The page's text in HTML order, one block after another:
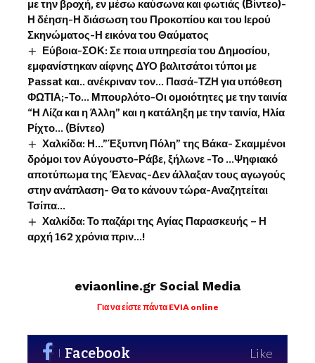
με την βροχή, εν μέσω καύσωνα και φωτιάς (Βίντεο)-
Η δέηση-Η διάσωση του Προκοπίου και του Ιερού
Σκηνώματος-Η εικόνα του Θαύματος
Εύβοια-ΣΟΚ: Σε ποια υπηρεσία του Δημοσίου,
εμφανίστηκαν αίφνης ΔΥΟ βαλιτσάτοι τύποι με
Passat και.. ανέκριναν τον… Πασά-ΤΖΗ για υπόθεση
ΦΩΤΙΑ;-Το… Μπουρλότο-Οι ομοιότητες με την ταινία
“Η Λίζα και η Άλλη” και η κατάληξη με την ταινία, Ηλία
Ρίχτο… (Βίντεο)
Χαλκίδα: Η…”Έξυπνη Πόλη” της Βάκα- Σκαμμένοι
δρόμοι τον Αύγουστο-Ράβε, ξήλωνε -Το …Ψηφιακό
αποτύπωμα της Έλενας-Δεν άλλαξαν τους αγωγούς
στην ανάπλαση- Θα το κάνουν τώρα-Αναζητείται
Τσίπα…
Χαλκίδα: Το παζάρι της Αγίας Παρασκευής – Η
αρχή 162 χρόνια πριν…!
eviaonline.gr Social Media
Για να είστε πάντα EVIA online
Facebook Like